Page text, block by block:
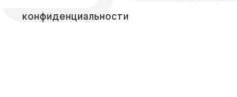
конфиденциальности